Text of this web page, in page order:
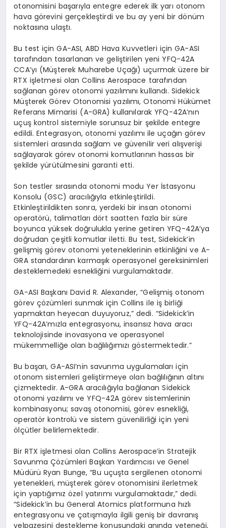
otonomisini başarıyla entegre ederek ilk yarı otonom
hava görevini gerçekleştirdi ve bu ay yeni bir dönüm
noktasına ulaştı.
Bu test için GA-ASI, ABD Hava Kuvvetleri için GA-ASI
tarafından tasarlanan ve geliştirilen yeni YFQ-42A
CCA’yı (Müşterek Muharebe Uçağı) uçurmak üzere bir
RTX işletmesi olan Collins Aerospace tarafından
sağlanan görev otonomi yazılımını kullandı. Sidekick
Müşterek Görev Otonomisi yazılımı, Otonomi Hükümet
Referans Mimarisi (A-GRA) kullanılarak YFQ-42A’nın
uçuş kontrol sistemiyle sorunsuz bir şekilde entegre
edildi. Entegrasyon, otonomi yazılımı ile uçağın görev
sistemleri arasında sağlam ve güvenilir veri alışverişi
sağlayarak görev otonomi komutlarının hassas bir
şekilde yürütülmesini garanti etti.
Son testler sırasında otonomi modu Yer İstasyonu
Konsolu (GSC) aracılığıyla etkinleştirildi.
Etkinleştirildikten sonra, yerdeki bir insan otonomi
operatörü, talimatları dört saatten fazla bir süre
boyunca yüksek doğrulukla yerine getiren YFQ-42A’ya
doğrudan çeşitli komutlar iletti. Bu test, Sidekick’in
gelişmiş görev otonomi yeteneklerinin etkinliğini ve A-
GRA standardının karmaşık operasyonel gereksinimleri
desteklemedeki esnekliğini vurgulamaktadır.
GA-ASI Başkanı David R. Alexander, “Gelişmiş otonom
görev çözümleri sunmak için Collins ile iş birliği
yapmaktan heyecan duyuyoruz,” dedi. “Sidekick’in
YFQ-42A’mızla entegrasyonu, insansız hava aracı
teknolojisinde inovasyona ve operasyonel
mükemmelliğe olan bağlılığımızı göstermektedir.”
Bu başarı, GA-ASI’nin savunma uygulamaları için
otonom sistemleri geliştirmeye olan bağlılığının altını
çizmektedir. A-GRA aracılığıyla bağlanan Sidekick
otonomi yazılımı ve YFQ-42A görev sistemlerinin
kombinasyonu; savaş otonomisi, görev esnekliği,
operatör kontrolü ve sistem güvenilirliği için yeni
ölçütler belirlemektedir.
Bir RTX işletmesi olan Collins Aerospace’in Stratejik
Savunma Çözümleri Başkan Yardımcısı ve Genel
Müdürü Ryan Bunge, “Bu uçuşta sergilenen otonomi
yetenekleri, müşterek görev otonomisini ilerletmek
için yaptığımız özel yatırımı vurgulamaktadır,” dedi.
“Sidekick’in bu General Atomics platformuna hızlı
entegrasyonu ve çatışmayla ilgili geniş bir davranış
yelpazesini destekleme konusundaki anında yeteneği,